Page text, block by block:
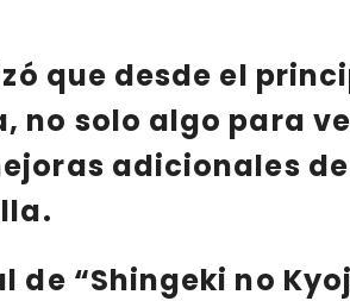
que desde el
solo algo para
adicionales
de “Shingeki no